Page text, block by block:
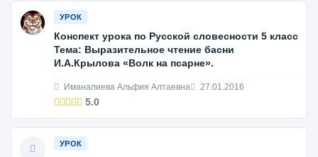
УРОК
Конспект урока по Русской словесности 5 класс
Тема: Выразительное чтение басни
И.А.Крылова «Волк на псарне».
Иманалиева Альфия Алтаевна 27.01.2016
5.0
УРОК